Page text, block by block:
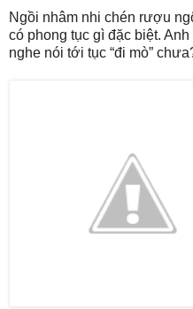
Ngồi nhâm nhi chén rượu
có phong tục gì đặc biệt.
nghe nói tới tục “đi mò”